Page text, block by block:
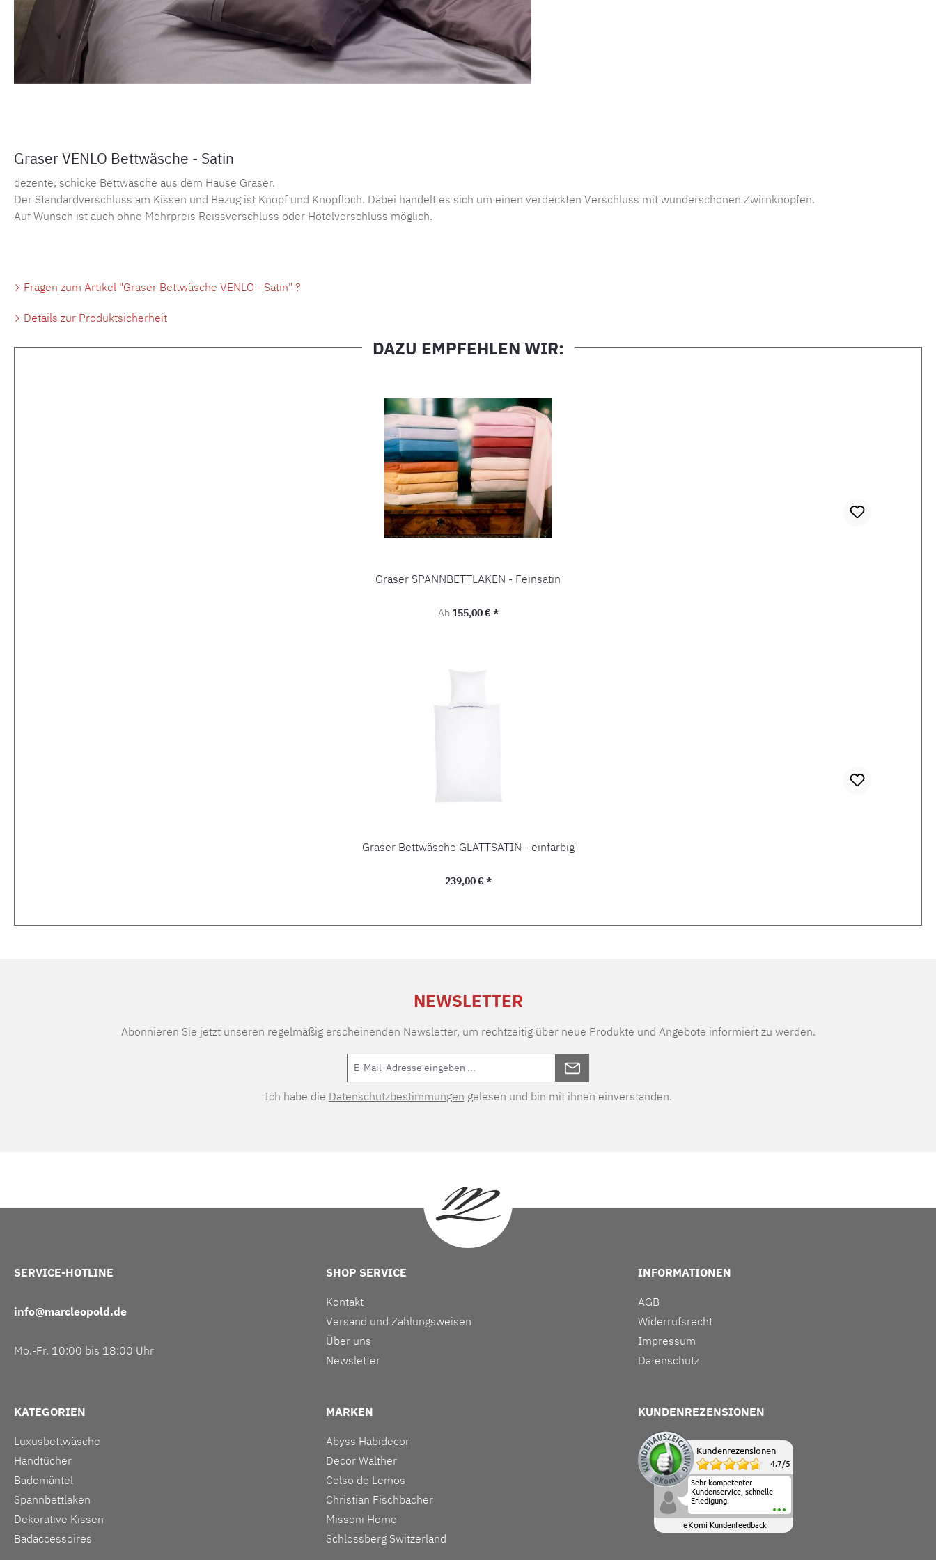
Graser VENLO Bettwäsche - Satin
dezente, schicke Bettwäsche aus dem Hause Graser.
Der Standardverschluss am Kissen und Bezug ist Knopf und Knopfloch. Dabei handelt es sich um einen verdeckten Verschluss mit wunderschönen Zwirnknöpfen.
Auf Wunsch ist auch ohne Mehrpreis Reissverschluss oder Hotelverschluss möglich.
Fragen zum Artikel "Graser Bettwäsche VENLO - Satin" ?
Details zur Produktsicherheit
DAZU EMPFEHLEN WIR:
Graser SPANNBETTLAKEN - Feinsatin
Regulärer Preis:
Ab155,00 € *
Graser Bettwäsche GLATTSATIN - einfarbig
Regulärer Preis:
239,00 € *
NEWSLETTER
Abonnieren Sie jetzt unseren regelmäßig erscheinenden Newsletter, um rechtzeitig über neue Produkte und Angebote informiert zu werden.
Ich habe die Datenschutzbestimmungen gelesen und bin mit ihnen einverstanden.
SERVICE-HOTLINE
info@marcleopold.de
Mo.-Fr. 10:00 bis 18:00 Uhr
SHOP SERVICE
Kontakt
Versand und Zahlungsweisen
Über uns
Newsletter
INFORMATIONEN
AGB
Widerrufsrecht
Impressum
Datenschutz
KATEGORIEN
Luxusbettwäsche
Handtücher
Bademäntel
Spannbettlaken
Dekorative Kissen
Badaccessoires
MARKEN
Abyss Habidecor
Decor Walther
Celso de Lemos
Christian Fischbacher
Missoni Home
Schlossberg Switzerland
KUNDENREZENSIONEN
Kundenrezensionen
4.7/5
Sehr kompetenter
Kundenservice, schnelle
Erledigung.
eKomi Kundenfeedback